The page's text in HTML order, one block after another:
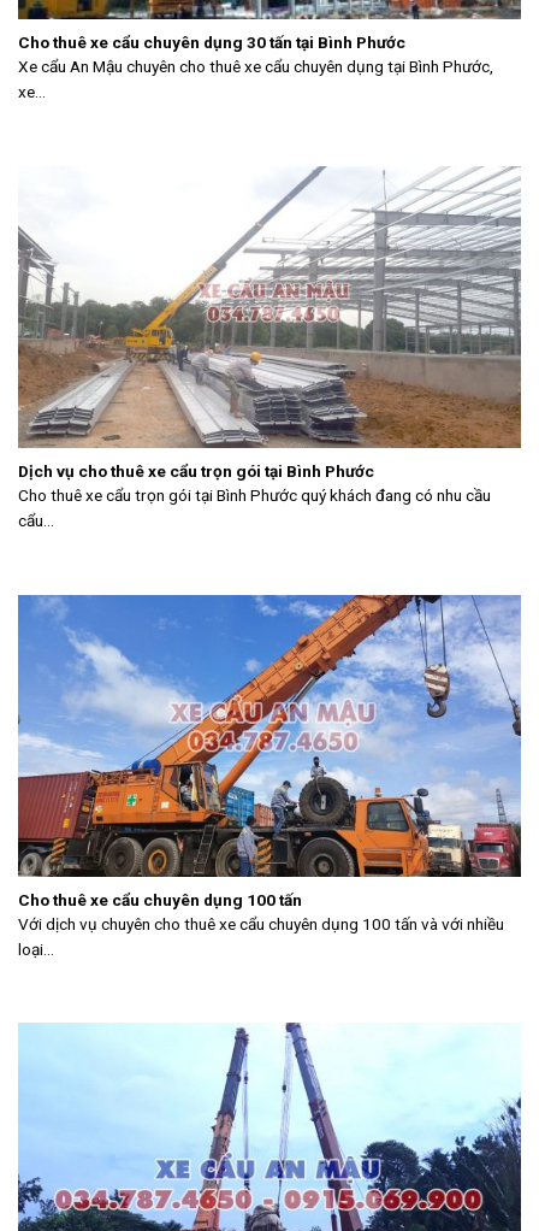
Cho thuê xe cẩu chuyên dụng 30 tấn tại Bình Phước
Xe cẩu An Mậu chuyên cho thuê xe cẩu chuyên dụng tại Bình Phước,
xe...
Dịch vụ cho thuê xe cẩu trọn gói tại Bình Phước
Cho thuê xe cẩu trọn gói tại Bình Phước quý khách đang có nhu cầu
cẩu...
Cho thuê xe cẩu chuyên dụng 100 tấn
Với dịch vụ chuyên cho thuê xe cẩu chuyên dụng 100 tấn và với nhiều
loại...